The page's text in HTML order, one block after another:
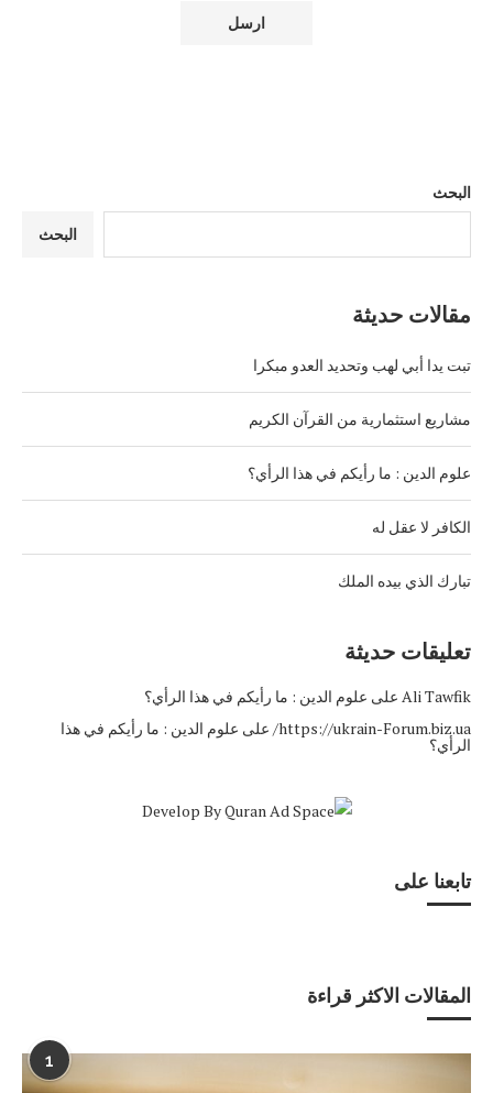
البحث
البحث
مقالات حديثة
تبت يدا أبي لهب وتحديد العدو مبكرا
مشاريع استثمارية من القرآن الكريم
علوم الدين : ما رأيكم في هذا الرأي؟
الكافر لا عقل له
تبارك الذي بيده الملك
تعليقات حديثة
Ali Tawfik على علوم الدين : ما رأيكم في هذا الرأي؟
https://ukrain-Forum.biz.ua/ على علوم الدين : ما رأيكم في هذا
الرأي؟
تابعنا على
المقالات الاكثر قراءة
1